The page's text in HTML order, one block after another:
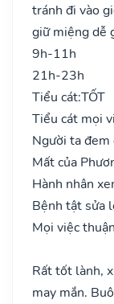
tránh đi vào
giữ miệng dễ
9h-11h
21h-23h
Tiểu cát:TỐT
Tiểu cát mọi
Người ta
Mất của
Hành nhân
Bệnh tật sửa
Mọi việc
Rất tốt lành,
may mắn.